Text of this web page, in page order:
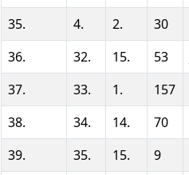
35.
4. 2. 30
36.
32. 15. 53
37.
33. 1. 157
38.
34. 14. 70
39.
35. 15. 9